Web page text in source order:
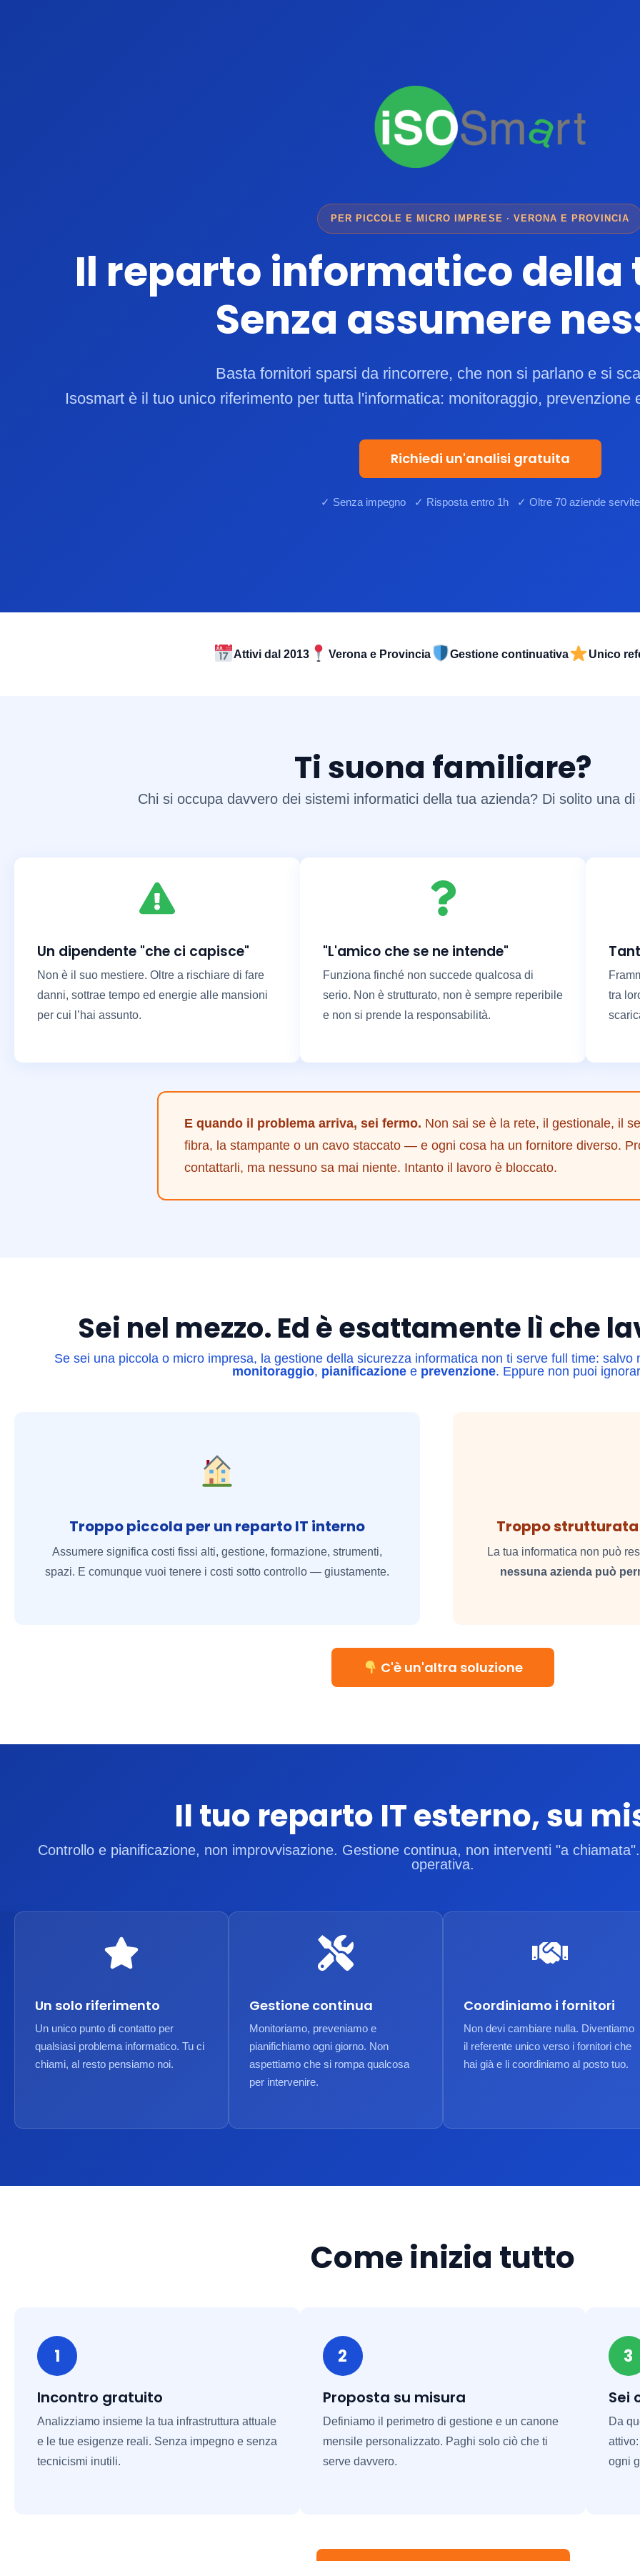
PER PICCOLE E MICRO IMPRESE · VERONA E PROVINCIA
Il reparto informatico della
Senza assumere
Basta fornitori sparsi da rincorrere, che non si parlano e si
Isosmart è il tuo unico riferimento per tutta l'informatica: monitoraggio,
Richiedi un'analisi gratuita
✓ Senza impegno ✓ Risposta entro 1h ✓ Oltre 70 aziende servite
Attivi dal 2013 Verona e Provincia Gestione continuativa Unico
Ti suona familiare?
Chi si occupa davvero dei sistemi informatici della tua azienda? Di solito una
Un dipendente "che ci capisce"
Non è il suo mestiere. Oltre a rischiare di fare
danni, sottrae tempo ed energie alle mansioni
per cui l’hai assunto.
"L'amico che se ne intende"
Funziona finché non succede qualcosa di
serio. Non è strutturato, non è sempre reperibile
e non si prende la responsabilità.
tra
E quando il problema arriva, sei fermo. Non sai se è la rete, il gestionale, il
fibra, la stampante o un cavo staccato — e ogni cosa ha un fornitore diverso.
contattarli, ma nessuno sa mai niente. Intanto il lavoro è bloccato.
Sei nel mezzo. Ed è esattamente lì che
Se sei una piccola o micro impresa, la gestione della sicurezza informatica non ti serve full time: salvo
monitoraggio, pianificazionee prevenzione. Eppure non puoi
Troppo piccola per un reparto IT interno
Assumere significa costi fissi alti, gestione, formazione, strumenti,
spazi. E comunque vuoi tenere i costi sotto controllo — giustamente.
Troppo
La tua informatica non può
nessuna azienda può
C'è un'altra soluzione
Il tuo reparto IT esterno, su
Controllo e pianificazione, non improvvisazione. Gestione continua, non interventi "a
operativa.
Un solo riferimento
Un unico punto di contatto per
qualsiasi problema informatico. Tu ci
chiami, al resto pensiamo noi.
Gestione continua
Monitoriamo, preveniamo e
pianifichiamo ogni giorno. Non
aspettiamo che si rompa qualcosa
per intervenire.
Coordiniamo i fornitori
Non devi cambiare nulla. Diventiamo
il referente unico verso i fornitori che
hai già e li coordiniamo al posto tuo.
Come inizia tutto
1
Incontro gratuito
Analizziamo insieme la tua infrastruttura attuale
e le tue esigenze reali. Senza impegno e senza
tecnicismi inutili.
2
Proposta su misura
Definiamo il perimetro di gestione e un canone
mensile personalizzato. Paghi solo ciò che ti
serve davvero.
3
Sei
Da
ogni